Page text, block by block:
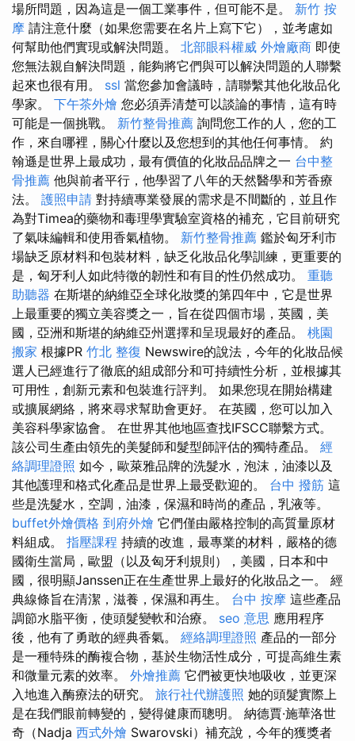
場所問題，因為這是一個工業事件，但可能不是。 新竹 按
摩 請注意什麼（如果您需要在名片上寫下它），並考慮如
何幫助他們實現或解決問題。 北部眼科權威 外燴廠商 即使
您無法親自解決問題，能夠將它們與可以解決問題的人聯繫
起來也很有用。 ssl 當您參加會議時，請聯繫其他化妝品化
學家。 下午茶外燴 您必須弄清楚可以談論的事情，這有時
可能是一個挑戰。 新竹整骨推薦 詢問您工作的人，您的工
作，來自哪裡，關心什麼以及您想到的其他任何事情。 約
翰遜是世界上最成功，最有價值的化妝品品牌之一 台中整
骨推薦 他與前者平行，他學習了八年的天然醫學和芳香療
法。 護照申請 對持續專業發展的需求是不間斷的，並且作
為對Timea的藥物和毒理學實驗室資格的補充，它目前研究
了氣味編輯和使用香氣植物。 新竹整骨推薦 鑑於匈牙利市
場缺乏原材料和包裝材料，缺乏化妝品化學訓練，更重要的
是，匈牙利人如此特徵的韌性和有目的性仍然成功。 重聽
助聽器 在斯堪的納維亞全球化妝獎的第四年中，它是世界
上最重要的獨立美容獎之一，旨在從四個市場，英國，美
國，亞洲和斯堪的納維亞州選擇和呈現最好的產品。 桃園
搬家 根據PR 竹北 整復 Newswire的說法，今年的化妝品候
選人已經進行了徹底的組成部分和可持續性分析，並根據其
可用性，創新元素和包裝進行評判。 如果您現在開始構建
或擴展網絡，將來尋求幫助會更好。 在英國，您可以加入
美容科學家協會。 在世界其他地區查找IFSCC聯繫方式。
該公司生產由領先的美髮師和髮型師評估的獨特產品。 經
絡調理證照 如今，歐萊雅品牌的洗髮水，泡沫，油漆以及
其他護理和格式化產品是世界上最受歡迎的。 台中 撥筋 這
些是洗髮水，空調，油漆，保濕和時尚的產品，乳液等。
buffet外燴價格 到府外燴 它們僅由嚴格控制的高質量原材
料組成。 指壓課程 持續的改進，最專業的材料，嚴格的德
國衛生當局，歐盟（以及匈牙利規則），美國，日本和中
國，很明顯Janssen正在生產世界上最好的化妝品之一。 經
典線條旨在清潔，滋養，保濕和再生。 台中 按摩 這些產品
調節水脂平衡，使頭髮變軟和治療。 seo 意思 應用程序
後，他有了勇敢的經典香氣。 經絡調理證照 產品的一部分
是一種特殊的酶複合物，基於生物活性成分，可提高維生素
和微量元素的效率。 外燴推薦 它們被更快地吸收，並更深
入地進入酶療法的研究。 旅行社代辦護照 她的頭髮實際上
是在我們眼前轉變的，變得健康而聰明。 納德賈·施華洛世
奇（Nadja 西式外燴 Swarovski）補充說，今年的獲獎者